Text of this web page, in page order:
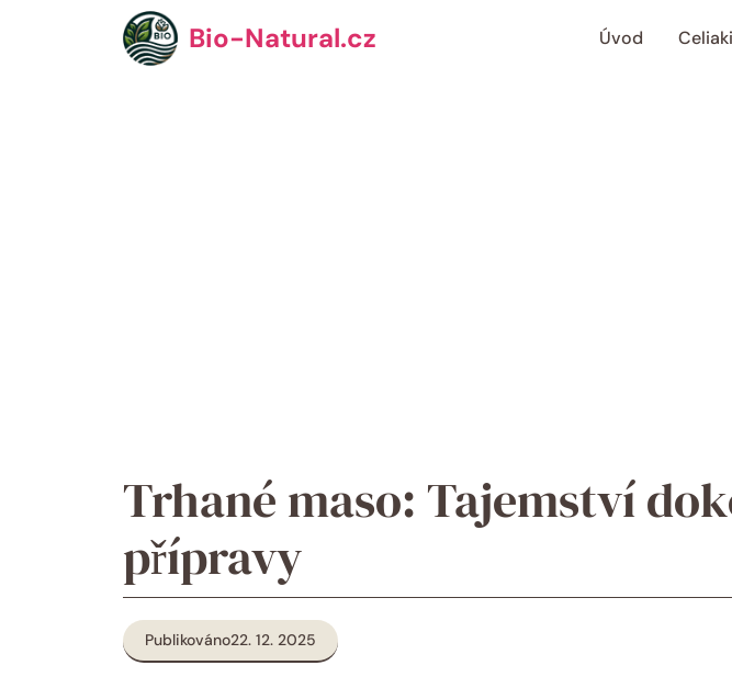
Bio-Natural.cz Úvod
Trhané maso: Tajemství
přípravy
Publikováno22. 12. 2025